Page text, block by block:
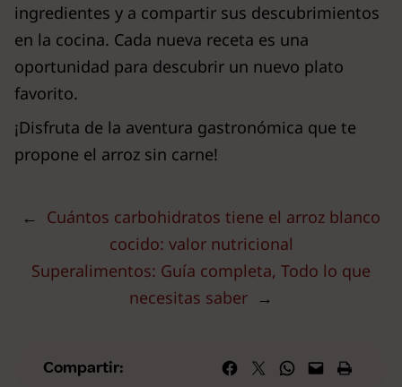
ingredientes y a compartir sus descubrimientos
en la cocina. Cada nueva receta es una
oportunidad para descubrir un nuevo plato
favorito.
¡Disfruta de la aventura gastronómica que te
propone el arroz sin carne!
← Cuántos carbohidratos tiene el arroz blanco
cocido: valor nutricional
Superalimentos: Guía completa, Todo lo que
necesitas saber →
Compartir: Compartir en Facebook
Compartir en X Compartir en WhatsApp
Envía esta página por correo
Imprime esta